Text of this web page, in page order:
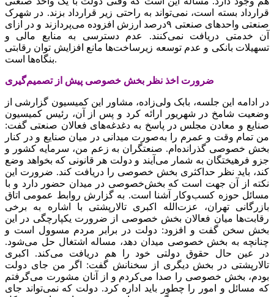
قرارداد بسته است، نمی‌تواند به راحتی زیر قرارداد بزند. در شهرک
صنعتی واحدهای صنعتی ۹درصد ارزش افزوده می‌پردازند و در ازای
آن خدمتی دریافت نمی‌کنند. عدم دسترسی به منابع مالی و
تسهیلات بانکی و عدم توسعه زیرساخت‌ها مانع افزایش توان رقابتی
بنگاه‌ها است.
ضرورت اخذ نظر بخش خصوصی پیش از تصمیم‌گیری
در ادامه این جلسه، بابک ولی‌زاده، مشاور این کمیسیون گزارشی از
وضعیت شامخ در شهریور ارائه کرد و پس از آن، رئیس کمیسیون
صنایع و معادن مجلس در پاسخ به دغدغه‌های فعالان صنعتی گفت:
من تمام وقت و عمرم را به‌صورت میدانی در میان صنایع و در کنار
بخش خصوصی گذرانده‌ام. صنعتگران به زعم من، سرمایه‌ کشور و
جزو فرهیختگان به شمار می‌آیند و دولت هر قانونی که بخواهد وضع
کند، باید نظر حداکثری بخش خصوصی را دریافت کند. ضرورت این
نکته از آن جهت است که بخش‌خصوصی در میدان حضور دارد و با
مسائل حوزه کسب‌وکار آشنا است. به گزارش روابط عمومی اتاق
بازرگانی تهران، عزت‌الله اکبری تالارپشتی با اشاره به برخی
رقابت‌ها میان فعالان بخش خصوصی از ضرورت یکپارچگی در این
بخش سخن گفت و افزود: دولت در برابر مردم مسوول است و
چنانچه به بخش خصوصی میدان دهد، مساله اشتغال حل می‌شود.
در عین حال حقوق دولتی خود را هم دریافت می‌کند. اکبری
تالارپشتی در بخش دیگری از سخنانش گفت: اگر من جای دولت
بودم، بخش خصوصی را صدا می‌کردم و از آنان مشورت می‌گرفتم
که مسائل و امور را چطور باید اداره کرد. دولت که نمی‌تواند جای